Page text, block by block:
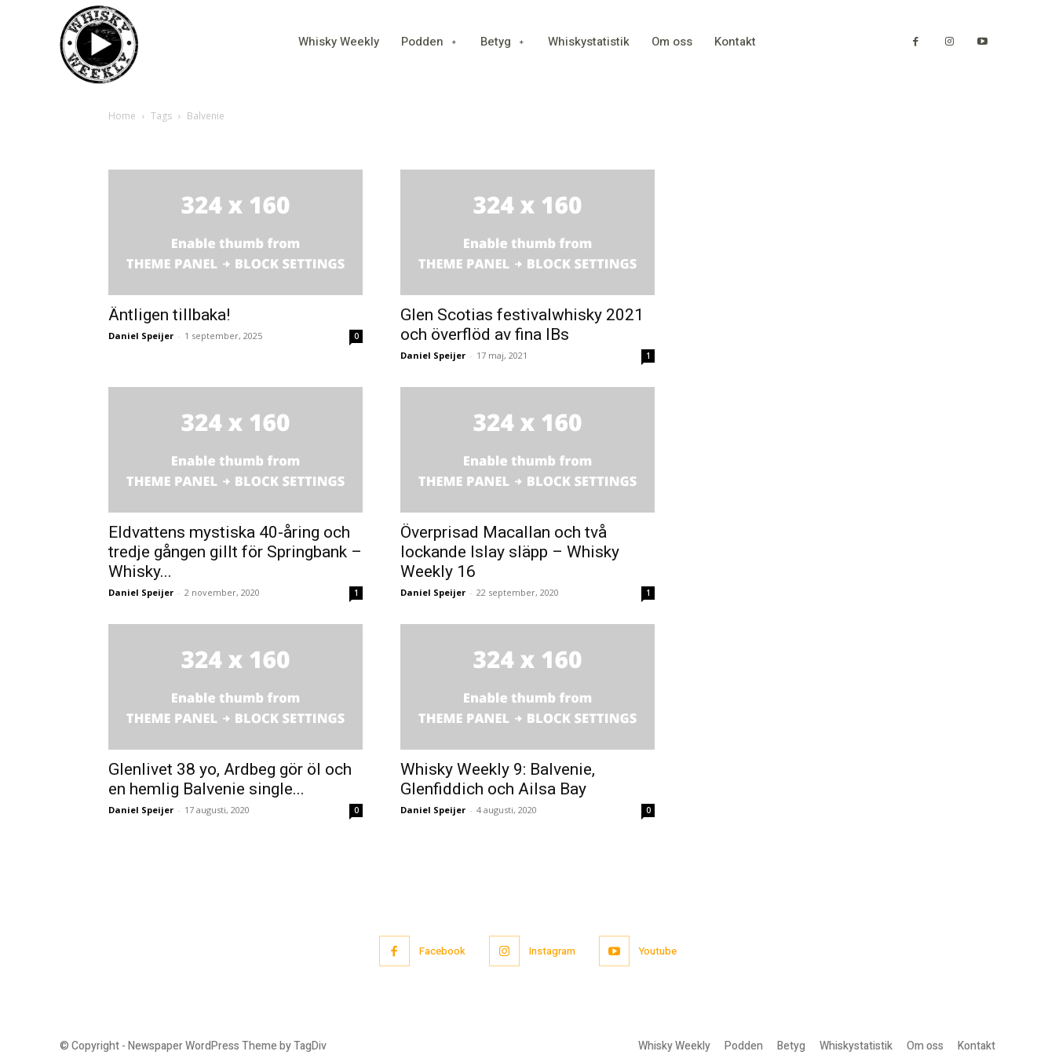
Whisky Weekly Podden Betyg Whiskystatistik Om oss Kontakt
Home Tags Balvenie
Äntligen tillbaka!
Daniel Speijer - 1 september, 2025 0
Glen Scotias festivalwhisky 2021
och överflöd av fina IBs
Daniel Speijer - 17 maj, 2021 1
Eldvattens mystiska 40-åring och
tredje gången gillt för Springbank –
Whisky...
Daniel Speijer - 2 november, 2020 1
Överprisad Macallan och två
lockande Islay släpp – Whisky
Weekly 16
Daniel Speijer - 22 september, 2020 1
Glenlivet 38 yo, Ardbeg gör öl och
en hemlig Balvenie single...
Daniel Speijer - 17 augusti, 2020 0
Whisky Weekly 9: Balvenie,
Glenfiddich och Ailsa Bay
Daniel Speijer - 4 augusti, 2020 0
Facebook Instagram Youtube
© Copyright - Newspaper WordPress Theme by TagDiv Whisky Weekly Podden Betyg Whiskystatistik Om oss Kontakt